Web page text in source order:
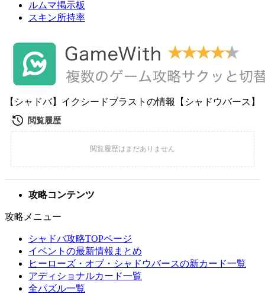
ルムマ掲示板
スキン所持率
【シャドバ】イクシードブラストの情報【シャドウバース】
攻略コンテンツ
攻略メニュー
シャドバ攻略TOPページ
イベントの最新情報まとめ
ヒーローズ・オブ・シャドウバースの新カード一覧
アディショナルカード一覧
全パズル一覧